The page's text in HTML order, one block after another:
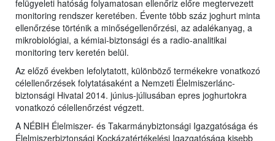
felügyeleti hatóság folyamatosan ellenőriz előre megtervezett
monitoring rendszer keretében. Évente több száz joghurt minta
ellenőrzése történik a minőségellenőrzési, az adalékanyag, a
mikrobiológiai, a kémiai-biztonsági és a radio-analitikai
monitoring terv keretén belül.
Az előző években lefolytatott, különböző termékekre vonatkozó
célellenőrzések folytatásaként a Nemzeti Élelmiszerlánc-
biztonsági Hivatal 2014. június-júliusában epres joghurtokra
vonatkozó célellenőrzést végzett.
A NÉBIH Élelmiszer- és Takarmánybiztonsági Igazgatósága és
Élelmiszerbiztonsági Kockázatértékelési Igazgatósága kisebb